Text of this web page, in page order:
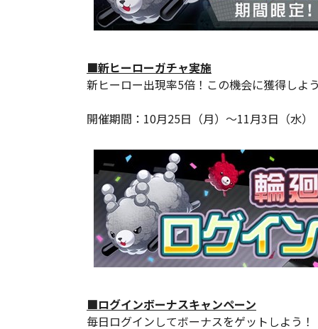
■新ヒーローガチャ実施
新ヒーロー出現率5倍！この機会に獲得しよ
開催期間：10月25日（月）～11月3日（水）
■ログインボーナスキャンペーン
毎日ログインしてボーナスをゲットしよう！